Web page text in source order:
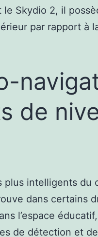
Skydio 2, il
par rapport à
de
plus intelligents du
dans certains
l’espace éducatif,
de détection et de